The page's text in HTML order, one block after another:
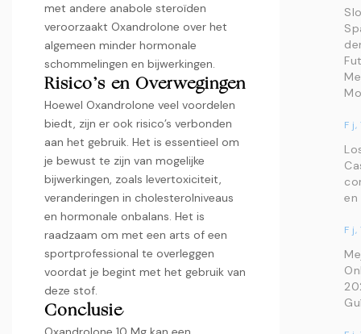
met andere anabole steroïden
veroorzaakt Oxandrolone over het
algemeen minder hormonale
schommelingen en bijwerkingen.
Risico’s en Overwegingen
Hoewel Oxandrolone veel voordelen
biedt, zijn er ook risico’s verbonden
aan het gebruik. Het is essentieel om
je bewust te zijn van mogelijke
bijwerkingen, zoals levertoxiciteit,
veranderingen in cholesterolniveaus
en hormonale onbalans. Het is
raadzaam om met een arts of een
sportprofessional te overleggen
voordat je begint met het gebruik van
deze stof.
Conclusie
F j,
en
F j,